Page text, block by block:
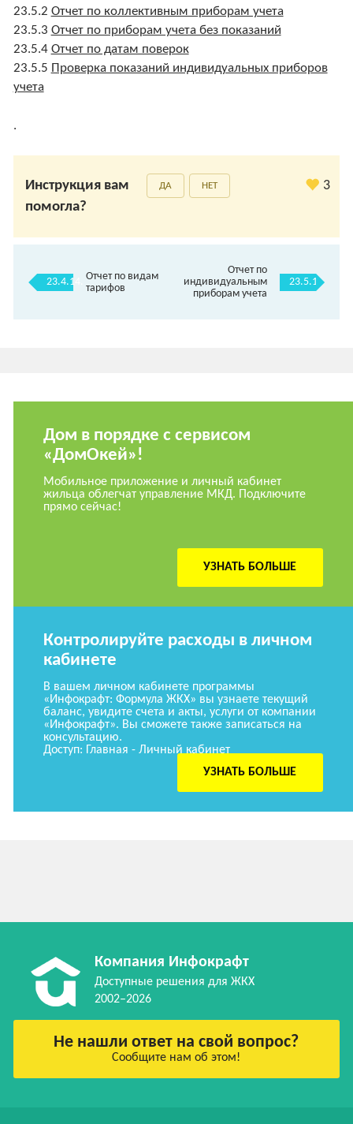
23.5.2 Отчет по коллективным приборам учета
23.5.3 Отчет по приборам учета без показаний
23.5.4 Отчет по датам поверок
23.5.5 Проверка показаний индивидуальных приборов
учета
.
Инструкция вам
помогла?
ДА НЕТ 3
23.4.14.
Отчет по видам
тарифов
Отчет по
индивидуальным
приборам учета
23.5.1.
Дом в порядке с сервисом
«ДомОкей»!
Мобильное приложение и личный кабинет
жильца облегчат управление МКД. Подключите
прямо сейчас!
УЗНАТЬ БОЛЬШЕ
Контролируйте расходы в личном
кабинете
В вашем личном кабинете программы
«Инфокрафт: Формула ЖКХ» вы узнаете текущий
баланс, увидите счета и акты, услуги от компании
«Инфокрафт». Вы сможете также записаться на
консультацию.
Доступ: Главная - Личный кабинет
УЗНАТЬ БОЛЬШЕ
Компания Инфокрафт
Доступные решения для ЖКХ
2002–2026
Не нашли ответ на свой вопрос?
Сообщите нам об этом!